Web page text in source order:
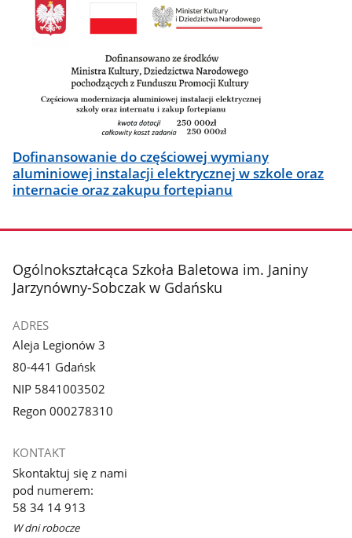
Dofinansowanie do częściowej wymiany
aluminiowej instalacji elektrycznej w szkole oraz
internacie oraz zakupu fortepianu
stopka
Ogólnokształcąca Szkoła Baletowa im. Janiny
Jarzynówny-Sobczak w Gdańsku
ADRES
Aleja Legionów 3
80-441 Gdańsk
NIP 5841003502
Regon 000278310
KONTAKT
Skontaktuj się z nami
pod numerem:
58 34 14 913
W dni robocze